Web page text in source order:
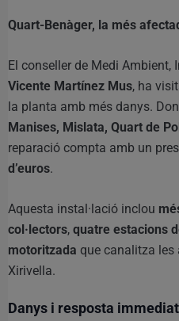
Quart-Benàger, la més
El conseller de Medi Ambient,
Vicente Martínez Mus, ha
la planta amb més danys.
Manises, Mislata, Quart de
reparació compta amb un
d’euros.
Aquesta instal·lació inclou
col·lectors, quatre estacions
motoritzada que canalitza les
Xirivella.
Danys i resposta